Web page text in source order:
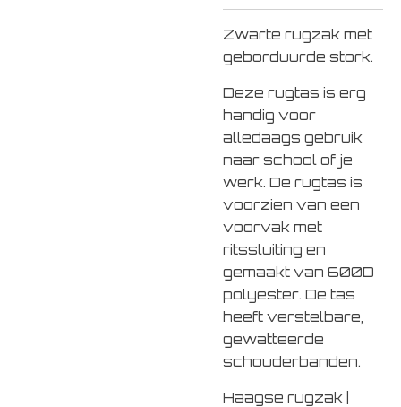
Zwarte rugzak met
geborduurde stork.
Deze rugtas is erg
handig voor
alledaags gebruik
naar school of je
werk. De rugtas is
voorzien van een
voorvak met
ritssluiting en
gemaakt van 600D
polyester. De tas
heeft verstelbare,
gewatteerde
schouderbanden.
Haagse rugzak |